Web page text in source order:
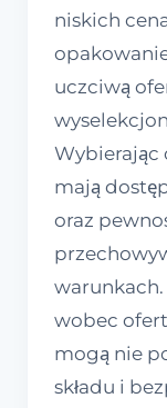
niskich
uczciwą
Wybierając
mają
oraz
wobec
mogą nie
składu i